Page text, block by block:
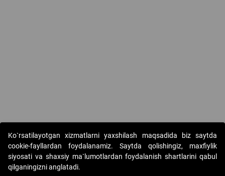
Copyright © 2017-2026. "Elektron onlayn-auksionlarni
Ko`rsatilayotgan xizmatlarni yaxshilash maqsadida biz saytda
cookie-fayllardan foydalanamiz. Saytda qolishingiz, maxfiylik
siyosati va shaxsiy ma`lumotlardan foydalanish shartlarini qabul
qilganingizni anglatadi.